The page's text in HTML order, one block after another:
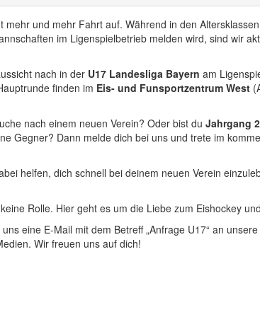
und mehr Fahrt auf. Während in den
im Ligenspielbetrieb melden wird, sind wir
nach in der U17 Landesliga Bayern am
finden im Eis- und Funsportzentrum West
nach einem neuen Verein? Oder bist du Jahrgang
Gegner? Dann melde dich bei uns und trete im
helfen, dich schnell bei deinem neuen Verein
Rolle. Hier geht es um die Liebe zum Eishockey
eine E-Mail mit dem Betreff „Anfrage U17“ an
Wir freuen uns auf dich!